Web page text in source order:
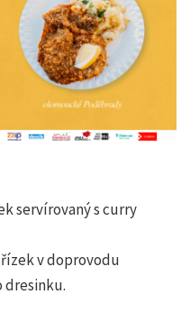
servírovaný s curry
řízek v doprovodu
dresinku.